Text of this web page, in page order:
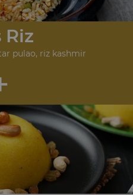
Riz
pulao, riz kashmir